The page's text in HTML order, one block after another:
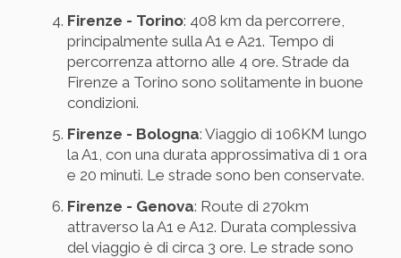
Firenze - Torino: 408 km da percorrere,
principalmente sulla A1 e A21. Tempo di
percorrenza attorno alle 4 ore. Strade da
Firenze a Torino sono solitamente in buone
condizioni.
Firenze - Bologna: Viaggio di 106KM lungo
la A1, con una durata approssimativa di 1 ora
e 20 minuti. Le strade sono ben conservate.
Firenze - Genova: Route di 270km
attraverso la A1 e A12. Durata complessiva
del viaggio è di circa 3 ore. Le strade sono